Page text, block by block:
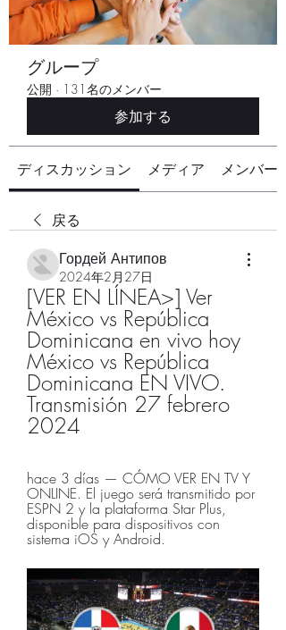
グループ
公開 · 131名のメンバー
参加する
ディスカッション メディア メンバー
戻る
Гордей Антипов
2024年2月27日
[VER EN LÍNEA>] Ver
México vs República
Dominicana en vivo hoy
México vs República
Dominicana EN VIVO.
Transmisión 27 febrero
2024
hace 3 días — CÓMO VER EN TV Y
ONLINE. El juego será transmitido por
ESPN 2 y la plataforma Star Plus,
disponible para dispositivos con
sistema iOS y Android.